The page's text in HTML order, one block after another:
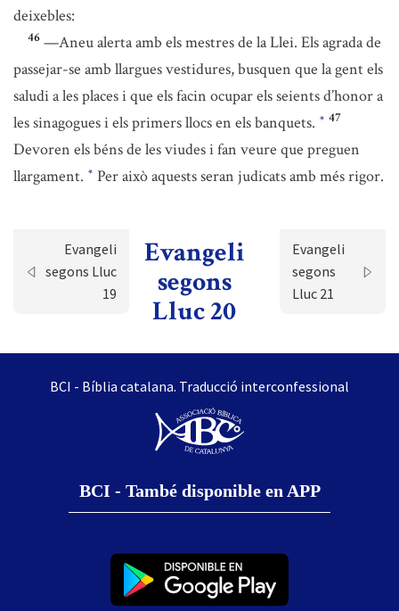
deixebles:
46 —Aneu alerta amb els mestres de la Llei. Els agrada de
passejar-se amb llargues vestidures, busquen que la gent els
saludi a les places i que els facin ocupar els seients d’honor a
les sinagogues i els primers llocs en els banquets. * 47
Devoren els béns de les viudes i fan veure que preguen
llargament. * Per això aquests seran judicats amb més rigor.
Evangeli
segons Lluc
19
Evangeli
segons
Lluc 20
Evangeli
segons
Lluc 21
BCI - Bíblia catalana. Traducció interconfessional
BCI - També disponible en APP